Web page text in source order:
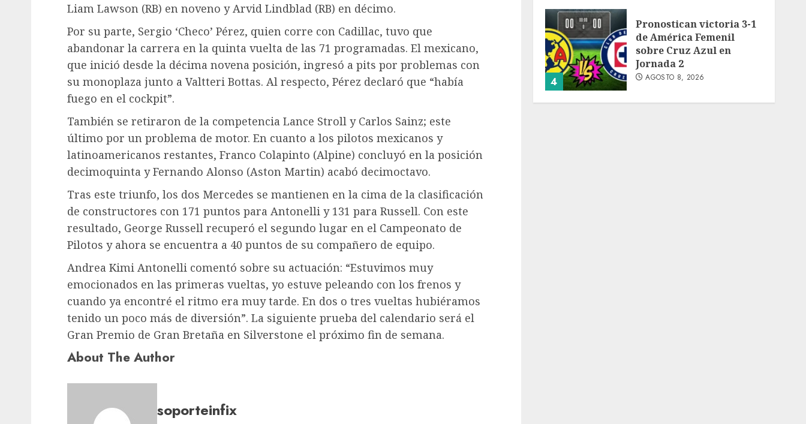
Liam Lawson (RB) en noveno y Arvid Lindblad (RB) en décimo.
Por su parte, Sergio ‘Checo’ Pérez, quien corre con Cadillac, tuvo que
abandonar la carrera en la quinta vuelta de las 71 programadas. El mexicano,
que inició desde la décima novena posición, ingresó a pits por problemas con
su monoplaza junto a Valtteri Bottas. Al respecto, Pérez declaró que “había
fuego en el cockpit”.
También se retiraron de la competencia Lance Stroll y Carlos Sainz; este
último por un problema de motor. En cuanto a los pilotos mexicanos y
latinoamericanos restantes, Franco Colapinto (Alpine) concluyó en la posición
decimoquinta y Fernando Alonso (Aston Martin) acabó decimoctavo.
Tras este triunfo, los dos Mercedes se mantienen en la cima de la clasificación
de constructores con 171 puntos para Antonelli y 131 para Russell. Con este
resultado, George Russell recuperó el segundo lugar en el Campeonato de
Pilotos y ahora se encuentra a 40 puntos de su compañero de equipo.
Andrea Kimi Antonelli comentó sobre su actuación: “Estuvimos muy
emocionados en las primeras vueltas, yo estuve peleando con los frenos y
cuando ya encontré el ritmo era muy tarde. En dos o tres vueltas hubiéramos
tenido un poco más de diversión”. La siguiente prueba del calendario será el
Gran Premio de Gran Bretaña en Silverstone el próximo fin de semana.
About The Author
soporteinfix
4
Pronostican victoria 3-1
de América Femenil
sobre Cruz Azul en
Jornada 2
AGOSTO 8, 2026